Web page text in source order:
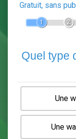
Devis
En 5
Gratuit,
Quel